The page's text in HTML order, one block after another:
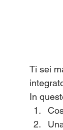
Ti sei
In